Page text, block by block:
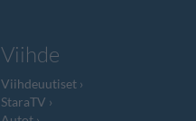
Viihde
Viihdeuutiset
StaraTV